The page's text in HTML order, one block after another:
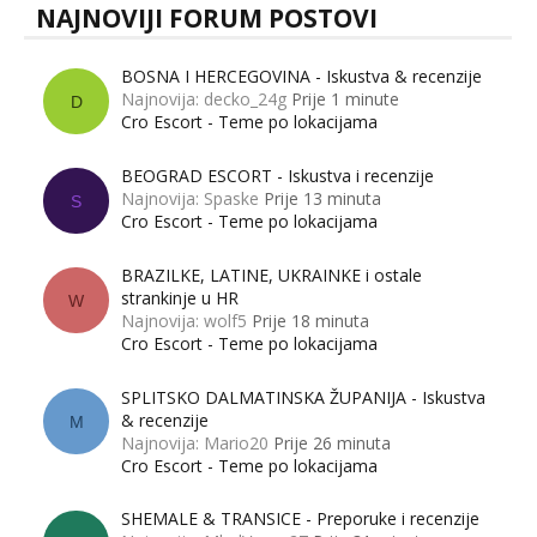
NAJNOVIJI FORUM POSTOVI
D
BOSNA I HERCEGOVINA - Iskustva & recenzije
Najnovija: decko_24g Prije 1 minute
Cro Escort - Teme po lokacijama
S
BEOGRAD ESCORT - Iskustva i recenzije
Najnovija: Spaske Prije 13 minuta
Cro Escort - Teme po lokacijama
W
BRAZILKE, LATINE, UKRAINKE i ostale
strankinje u HR
Najnovija: wolf5 Prije 18 minuta
Cro Escort - Teme po lokacijama
M
SPLITSKO DALMATINSKA ŽUPANIJA - Iskustva
& recenzije
Najnovija: Mario20 Prije 26 minuta
Cro Escort - Teme po lokacijama
SHEMALE & TRANSICE - Preporuke i recenzije